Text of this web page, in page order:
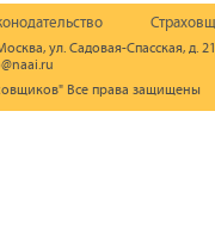
ул. Садовая-Спасская, д.
Все права защищены